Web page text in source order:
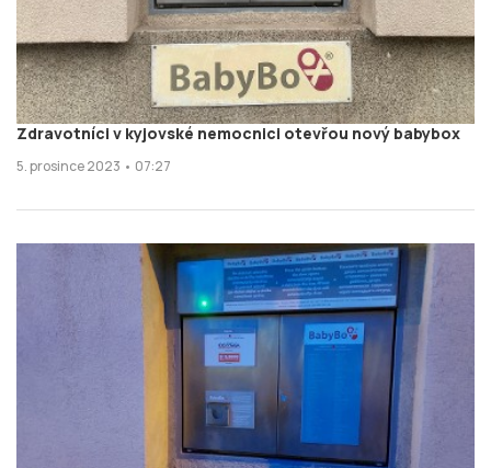
Zdravotníci v kyjovské nemocnici otevřou nový babybox
5. prosince 2023 • 07:27